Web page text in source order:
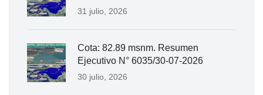
31 julio, 2026
Cota: 82.89 msnm. Resumen
Ejecutivo N° 6035/30-07-2026
30 julio, 2026